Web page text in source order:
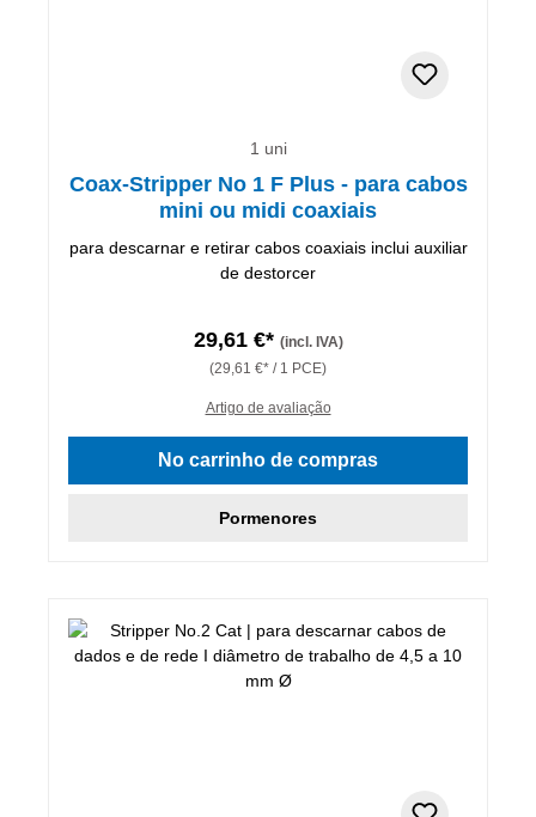
1 uni
Coax-Stripper No 1 F Plus - para cabos
mini ou midi coaxiais
para descarnar e retirar cabos coaxiais inclui auxiliar
de destorcer
29,61 €* (incl. IVA)
(29,61 €* / 1 PCE)
Artigo de avaliação
No carrinho de compras
Pormenores